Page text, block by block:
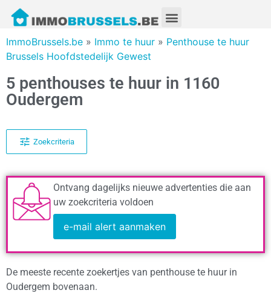
ImmoBrussels.be » Immo te huur » Penthouse te huur
Brussels Hoofdstedelijk Gewest
5 penthouses te huur in 1160
Oudergem
Zoekcriteria
Ontvang dagelijks nieuwe advertenties die aan
uw zoekcriteria voldoen
e-mail alert aanmaken
De meeste recente zoekertjes van penthouse te huur in
Oudergem bovenaan.